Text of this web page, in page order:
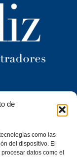
de
como las
del dispositivo. El
datos como el
de Cádiz y
Frontera (Cádiz)